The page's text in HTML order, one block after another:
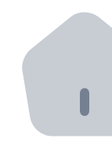
Intégrez
API Bitnovo
Intégrez